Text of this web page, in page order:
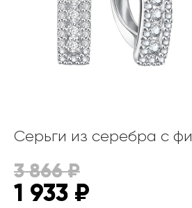
Серьги из серебра с
3 866₽
1 933 ₽